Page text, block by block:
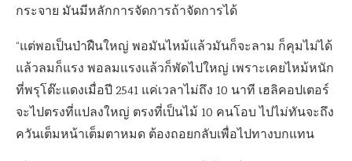
กระจาย มันมีหลักการจัดการถ้าจัดการได้
“แต่พอเป็นป่าฝืนใหญ่ พอมันไหม้แล้วมันก็จะลาม ก็คุมไม่ได้
แล้วลมก็แรง พอลมแรงแล้วก็พัดไปใหญ่ เพราะเคยไหม้หนัก
ที่พรุโต๊ะแดงเมื่อปี 2541 แค่เวลาไม่ถึง 10 นาที เฮลิคอปเตอร์
จะไปตรงที่แปลงใหญ่ ตรงที่เป็นไม้ 10 คนโอบ ไปไม่ทันจะถึง
ควันเต็มหน้าเต็มตาหมด ต้องถอยกลับเพื่อไปทางบกแทน